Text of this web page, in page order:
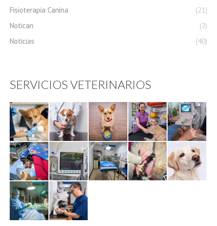
Fisioterapia Canina
(21)
Notican
(2)
Noticias
(40)
SERVICIOS VETERINARIOS